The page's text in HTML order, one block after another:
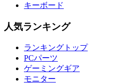
キーボード
人気ランキング
ランキングトップ
PCパーツ
ゲーミングギア
モニター